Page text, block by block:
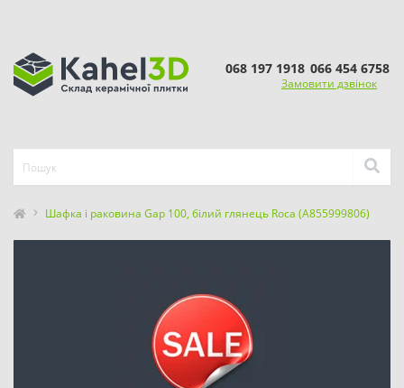
068 197 1918 066 454 6758
Замовити дзвінок
Шафка і раковина Gap 100, білий глянець Roca (A855999806)